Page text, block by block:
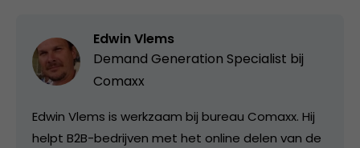
Edwin Vlems
Demand Generation Specialist bij
Comaxx
Edwin Vlems is werkzaam bij bureau Comaxx. Hij
helpt B2B-bedrijven met het online delen van de